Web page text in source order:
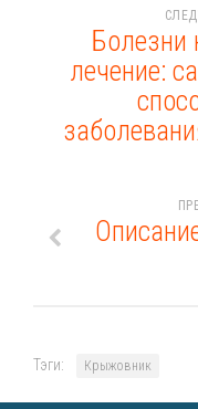
Болезни
лечение:
Тэги: Крыжовник